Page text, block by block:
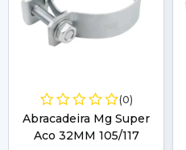
(0)
Abracadeira Mg Super
Aco 32MM 105/117